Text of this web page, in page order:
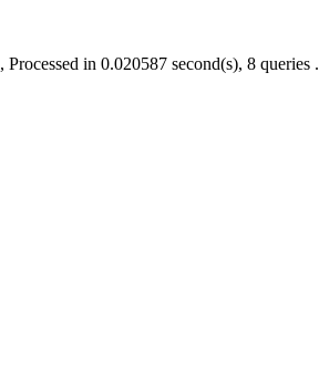
, Processed in 0.020587 second(s), 8 queries .